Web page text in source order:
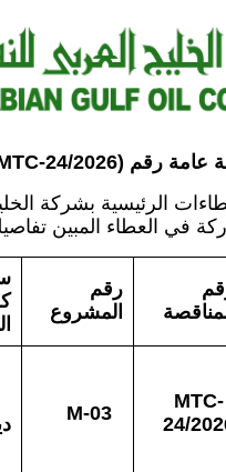
عامة رقم (MTC-24/2026)
الرئيسية بشركة
في العطاء المبين
رقم
المشروع
MTC-
24/
M-03